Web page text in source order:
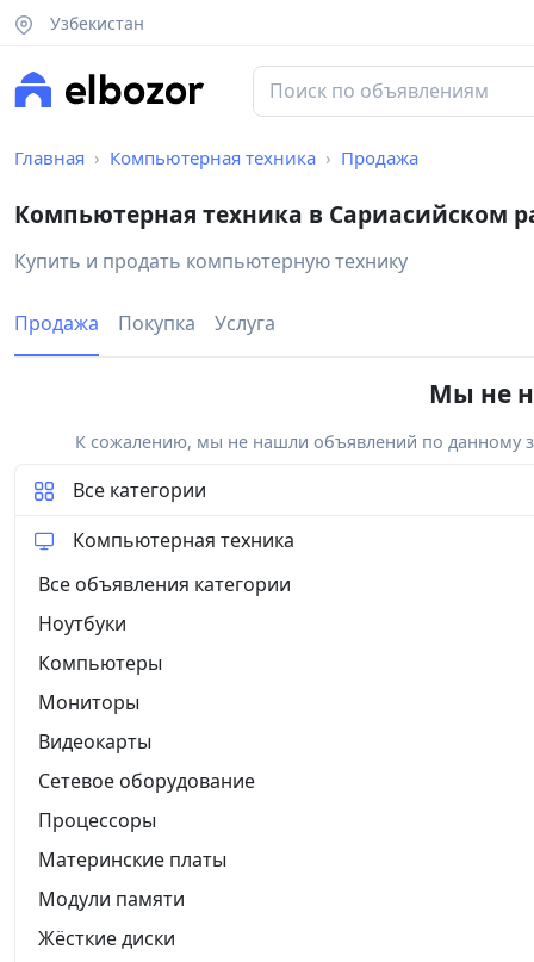
Узбекистан
Главная Компьютерная техника Продажа
Компьютерная техника в Сариасийском
Купить и продать компьютерную технику
Продажа Покупка Услуга
Мы не
К сожалению, мы не нашли объявлений по данному
Все категории
Компьютерная техника
Все объявления категории
Ноутбуки
Компьютеры
Мониторы
Видеокарты
Сетевое оборудование
Процессоры
Материнские платы
Модули памяти
Жёсткие диски